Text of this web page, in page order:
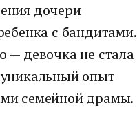
дочери
с бандитами.
— девочка не стала
опыт
семейной драмы.